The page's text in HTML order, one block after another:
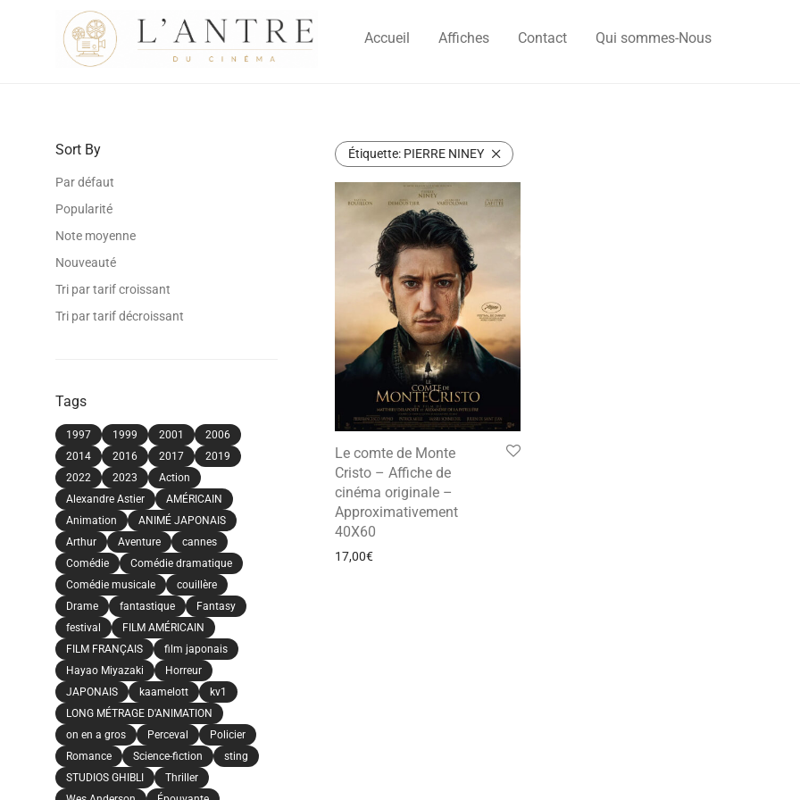
Accueil Affiches Contact Qui sommes-Nous
Sort By
Par défaut
Popularité
Note moyenne
Nouveauté
Tri par tarif croissant
Tri par tarif décroissant
Tags
1997 1999 2001
2006
2014
2016 2017
2019
2022
2023
Action
Alexandre Astier
AMÉRICAIN
Animation
ANIMÉ JAPONAIS
Arthur
Aventure
cannes
Comédie
Comédie dramatique
Comédie musicale
couillère
Drame
fantastique
Fantasy
festival
FILM AMÉRICAIN
FILM FRANÇAIS
film japonais
Hayao Miyazaki
Horreur
JAPONAIS
kaamelott
kv1
LONG MÉTRAGE D'ANIMATION
on en a gros
Perceval
Policier
Romance
Science-fiction
sting
STUDIOS GHIBLI
Thriller
Étiquette: PIERRE NINEY
Le comte de Monte
Cristo – Affiche de
cinéma originale –
Approximativement
40X60
17,00€